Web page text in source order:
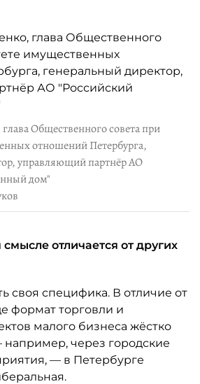
Общественного совета при
отношений Петербурга,
управляющий партнёр АО
дом"
отличается от других
своя специфика. В отличие от
формат торговли и
малого бизнеса жёстко
через городские
— в Петербурге